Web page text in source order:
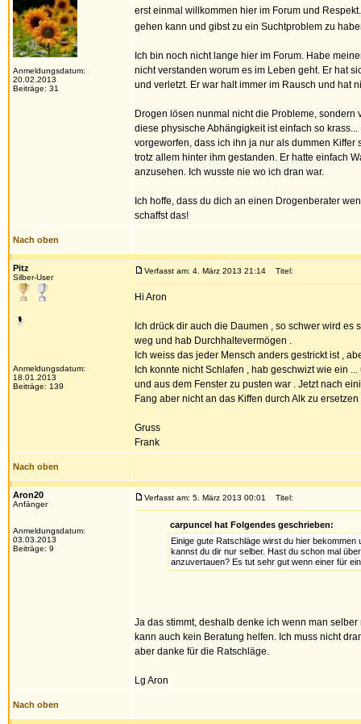
Anmeldungsdatum:
20.02.2013
Beiträge: 31
erst einmal willkommen hier im Forum und
gehen kann und gibst zu ein Suchtproblem zu
Ich bin noch nicht lange hier im Forum. Habe
nicht verstanden worum es im Leben geht. Er hat
und verletzt. Er war halt immer im Rausch und hat
Drogen lösen nunmal nicht die Probleme,
diese physische Abhängigkeit ist einfach so
vorgeworfen, dass ich ihn ja nur als dummen
trotz allem hinter ihm gestanden. Er hatte einfach
anzusehen. Ich wusste nie wo ich dran war.
Ich hoffe, dass du dich an einen Drogenberater
schaffst das!
Nach oben
Pitz
Silber-User
Anmeldungsdatum:
18.01.2013
Beiträge: 139
Verfasst am: 4. März 2013 21:14 Titel:
Hi Aron
Ich drück dir auch die Daumen , so schwer wird
weg und hab Durchhaltevermögen .
Ich weiss das jeder Mensch anders gestrickt ist ,
Ich konnte nicht Schlafen , hab geschwizt wie ein
und aus dem Fenster zu pusten war . Jetzt nach
Fang aber nicht an das Kiffen durch Alk zu
Gruss
Frank
Nach oben
Aron20
Anfänger
Anmeldungsdatum:
03.03.2013
Beiträge: 9
Verfasst am: 5. März 2013 00:01 Titel:
carpuncel hat Folgendes geschrieben:
Einige gute Ratschläge wirst du hier
kannst du dir nur selber. Hast du schon mal
anzuvertauen? Es tut sehr gut wenn einer für
Ja das stimmt, deshalb denke ich wenn man selber
kann auch kein Beratung helfen. Ich muss nicht
aber danke für die Ratschläge.
Lg Aron
Nach oben